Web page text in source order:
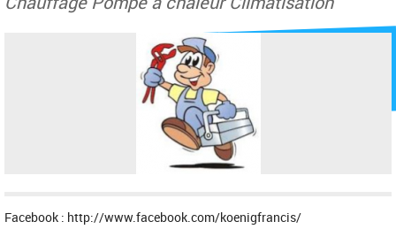
Facebook : http://www.facebook.com/koenigfrancis/